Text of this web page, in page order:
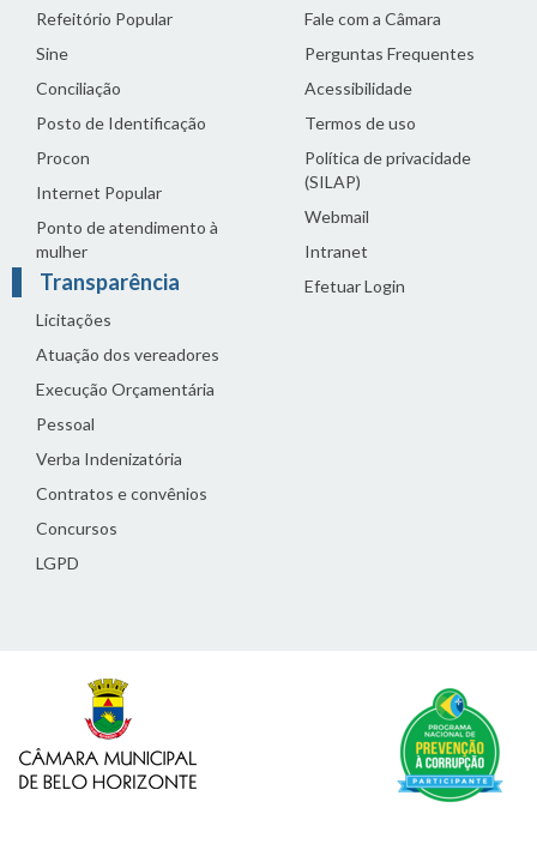
Refeitório Popular
Sine
Conciliação
Posto de Identificação
Procon
Internet Popular
Ponto de atendimento à
mulher
Transparência
Licitações
Atuação dos vereadores
Execução Orçamentária
Pessoal
Verba Indenizatória
Contratos e convênios
Concursos
LGPD
Fale com a Câmara
Perguntas Frequentes
Acessibilidade
Termos de uso
Política de privacidade
(SILAP)
Webmail
Intranet
Efetuar Login